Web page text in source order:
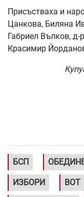
Присъстваха и
Цанкова, Биляна
Габриел Вълков,
Красимир
БСП
ИЗБОРИ ВОТ